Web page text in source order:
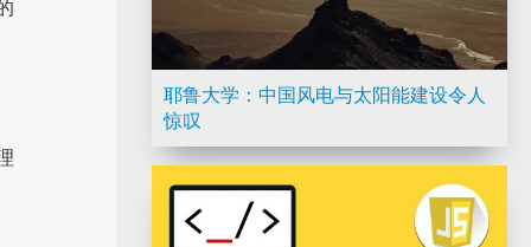
耶鲁大学：中国风电与太阳能建设令人
惊叹